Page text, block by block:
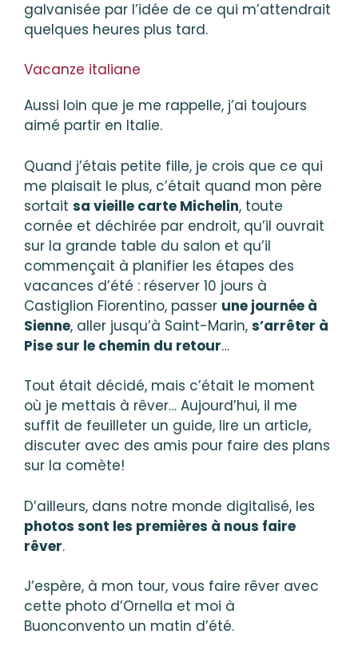
galvanisée par l’idée de ce qui m’attendrait
quelques heures plus tard.
Vacanze italiane
Aussi loin que je me rappelle, j’ai toujours
aimé partir en Italie.
Quand j’étais petite fille, je crois que ce qui
me plaisait le plus, c’était quand mon père
sortait sa vieille carte Michelin, toute
cornée et déchirée par endroit, qu’il ouvrait
sur la grande table du salon et qu’il
commençait à planifier les étapes des
vacances d’été : réserver 10 jours à
Castiglion Fiorentino, passer une journée à
Sienne, aller jusqu’à Saint-Marin, s’arrêter à
Pise sur le chemin du retour…
Tout était décidé, mais c’était le moment
où je mettais à rêver… Aujourd’hui, il me
suffit de feuilleter un guide, lire un article,
discuter avec des amis pour faire des plans
sur la comète!
D’ailleurs, dans notre monde digitalisé, les
photos sont les premières à nous faire
rêver.
J’espère, à mon tour, vous faire rêver avec
cette photo d’Ornella et moi à
Buonconvento un matin d’été.